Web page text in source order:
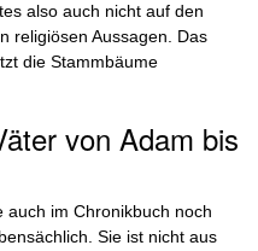
also auch nicht auf den
religiösen Aussagen. Das
die Stammbäume
von Adam bis
auch im Chronikbuch noch
Sie ist nicht aus